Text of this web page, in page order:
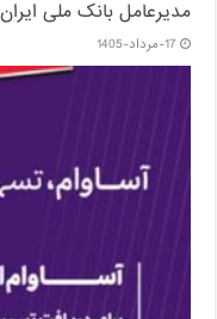
مدیرعامل بانک ملی
17-مرداد-1405